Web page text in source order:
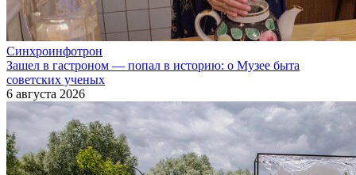
Синхроинфотрон
Зашел в гастроном — попал в историю: о Музее быта
советских ученых
6 августа 2026